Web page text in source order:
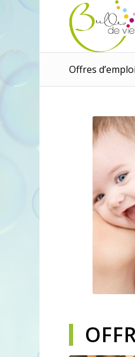
Offres
Panneau de gestion des cookies